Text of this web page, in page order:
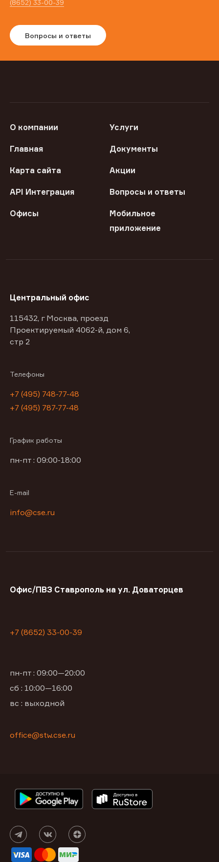
(8652) 33-00-39
Вопросы и ответы
О компании Услуги
Главная Документы
Карта сайта Акции
API Интеграция Вопросы и ответы
Офисы
Мобильное
приложение
Центральный офис
115432, г Москва, проезд
Проектируемый 4062-й, дом 6,
стр 2
Телефоны
+7 (495) 748-77-48
+7 (495) 787-77-48
График работы
пн-пт : 09:00-18:00
E-mail
info@cse.ru
Офис/ПВЗ Ставрополь на ул. Доваторцев
+7 (8652) 33-00-39
пн-пт : 09:00—20:00
сб : 10:00—16:00
вс : выходной
office@stw.cse.ru